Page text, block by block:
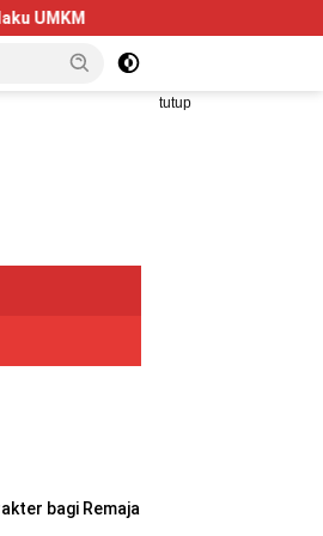
Dorong Kolaborasi AI dan
tutup
bagi Remaja